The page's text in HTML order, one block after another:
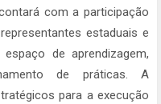
com a participação
estaduais e
de aprendizagem,
de práticas. A
para a execução